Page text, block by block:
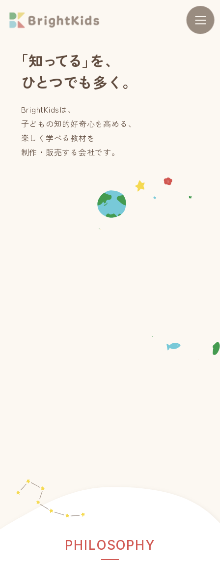
「知ってる 」 を、
ひとつでも多 く 。
BrightKidsは、
子どもの知的好奇心を高める、
楽しく学べる教材を
制作・販売する会社です。
PHILOSOPHY